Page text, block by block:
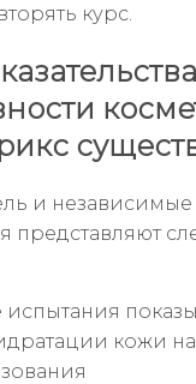
курс.
и независимые
представляют
кожи на